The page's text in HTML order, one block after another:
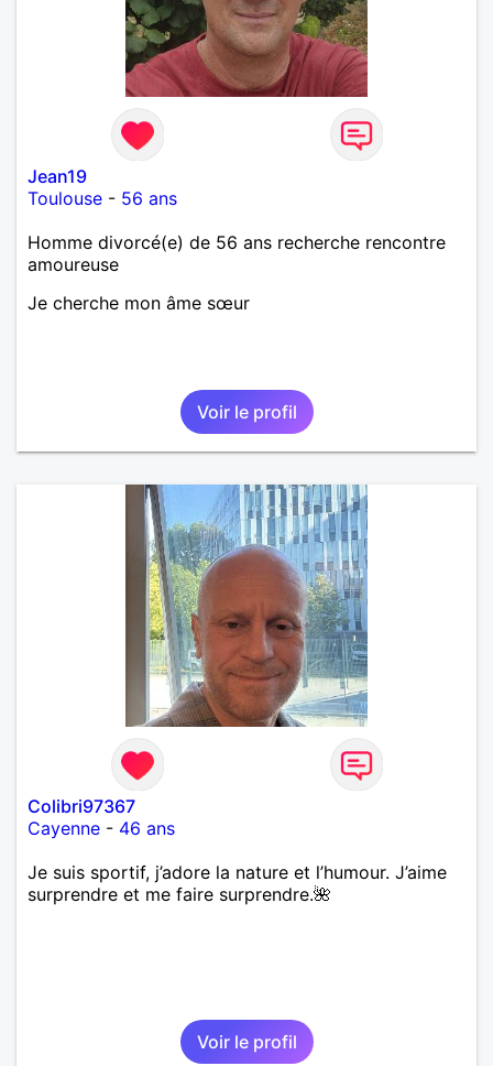
Jean19
Toulouse - 56 ans
Homme divorcé(e) de 56 ans recherche rencontre
amoureuse
Je cherche mon âme sœur
Voir le profil
Colibri97367
Cayenne - 46 ans
Je suis sportif, j’adore la nature et l’humour. J’aime
surprendre et me faire surprendre.🌺
Voir le profil